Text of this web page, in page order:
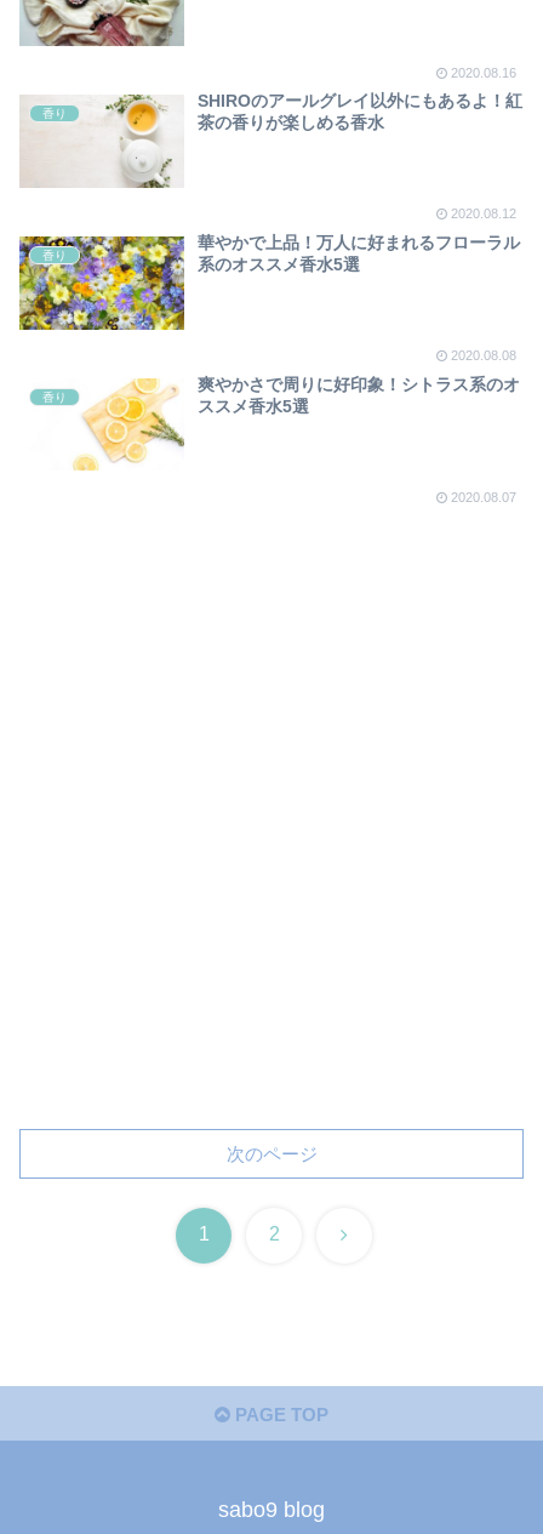
2020.08.16
香り
SHIROのアールグレイ以外にもあるよ！紅
茶の香りが楽しめる香水
2020.08.12
香り
華やかで上品！万人に好まれるフローラル
系のオススメ香水5選
2020.08.08
香り
爽やかさで周りに好印象！シトラス系のオ
ススメ香水5選
2020.08.07
次のページ
1 2 次
PAGE TOP
sabo9 blog